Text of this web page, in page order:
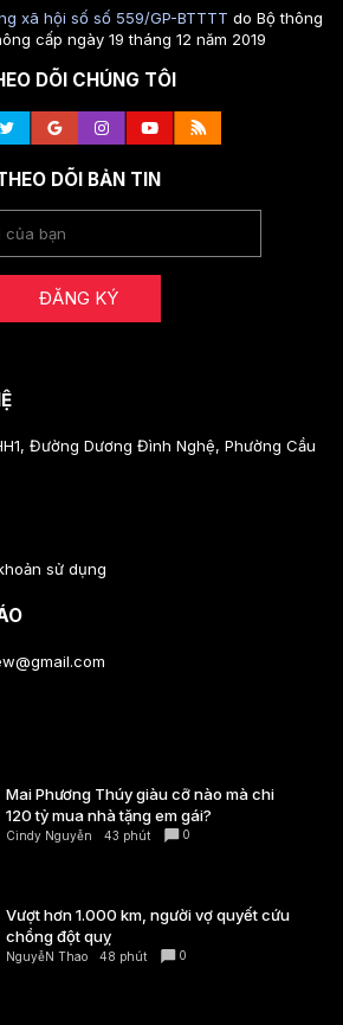
xã hội số số 559/GP-BTTTT do Bộ thông
cấp ngày 19 tháng 12 năm 2019
DÕI CHÚNG TÔI
DÕI BẢN TIN
ĐĂNG KÝ
Đường Dương Đình Nghệ, Phường Cầu
sử dụng
Mai Phương Thúy giàu cỡ nào mà chi
120 tỷ mua nhà tặng em gái?
Cindy Nguyễn 43 phút 0
Vượt hơn 1.000 km, người vợ quyết cứu
chồng đột quỵ
NguyễN Thao 48 phút 0